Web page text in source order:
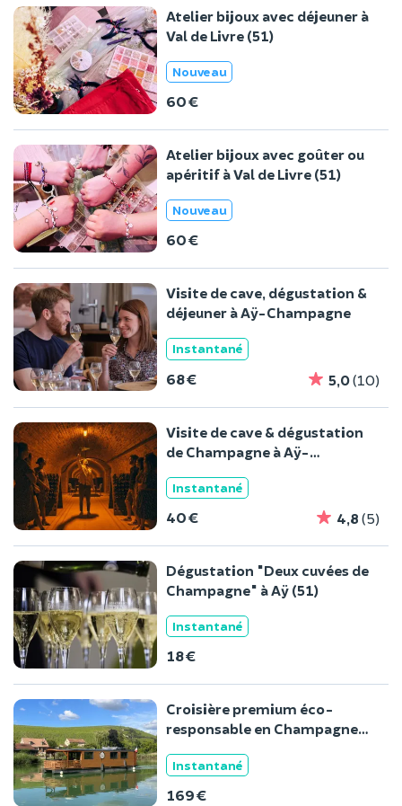
Atelier bijoux avec déjeuner à
Val de Livre (51)
Nouveau
60 €
Atelier bijoux avec goûter ou
apéritif à Val de Livre (51)
Nouveau
60 €
Visite de cave, dégustation &
déjeuner à Aÿ-Champagne
Instantané
68 € 5,0(10)
Visite de cave & dégustation
de Champagne à Aÿ-
Instantané
40 € 4,8 (5)
Dégustation "Deux cuvées de
Champagne" à Aÿ (51)
Instantané
18 €
Croisière premium éco-
responsable en Champagne
Instantané
169 €